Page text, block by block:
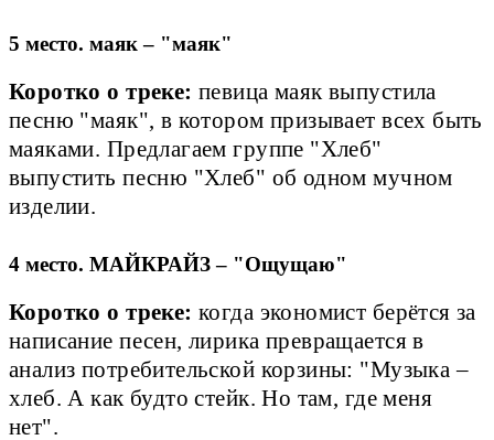
5 место. маяк – "маяк"
Коротко о треке: певица маяк выпустила
песню "маяк", в котором призывает всех быть
маяками. Предлагаем группе "Хлеб"
выпустить песню "Хлеб" об одном мучном
изделии.
4 место. МАЙКРАЙЗ – "Ощущаю"
Коротко о треке: когда экономист берётся за
написание песен, лирика превращается в
анализ потребительской корзины: "Музыка –
хлеб. А как будто стейк. Но там, где меня
нет".